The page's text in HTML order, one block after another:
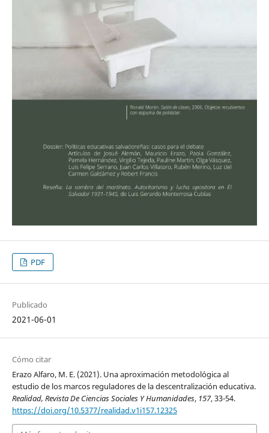
PDF
Publicado
2021-06-01
Cómo citar
Erazo Alfaro, M. E. (2021). Una aproximación metodológica al
estudio de los marcos reguladores de la descentralización educativa.
Realidad, Revista De Ciencias Sociales Y Humanidades, 157, 33-54.
https://doi.org/10.5377/realidad.v1i157.12325